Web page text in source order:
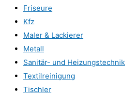
Friseure
Kfz
Maler & Lackierer
Metall
Sanitär- und Heizungstechnik
Textilreinigung
Tischler